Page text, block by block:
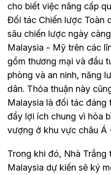
cho biết việc nâng cấp
Đối tác Chiến lược Toàn
sâu chiến lược ngày
Malaysia - Mỹ trên các
gồm thương mại và đầu
phòng và an ninh, năng
dân. Thỏa thuận này
Malaysia là đối tác
đẩy lợi ích chung vì hòa
vượng ở khu vực châu
Trong khi đó, Nhà Trắng
Malaysia dự kiến sẽ ký